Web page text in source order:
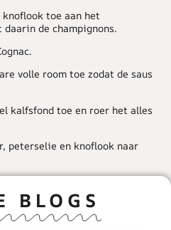
knoflook toe aan het
de champignons.
volle room toe zodat de saus
kalfsfond toe en roer het alles
peterselie en knoflook naar
BLOGS